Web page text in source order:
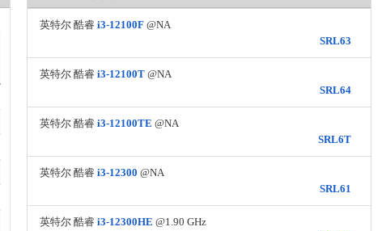
英特尔 酷睿 i3-12100F@NA
SRL63
英特尔 酷睿 i3-12100T@NA
SRL64
英特尔 酷睿 i3-12100TE @NA
SRL6T
英特尔 酷睿 i3-12300 @NA
SRL61
英特尔 酷睿 i3-12300HE @1.90 GHz